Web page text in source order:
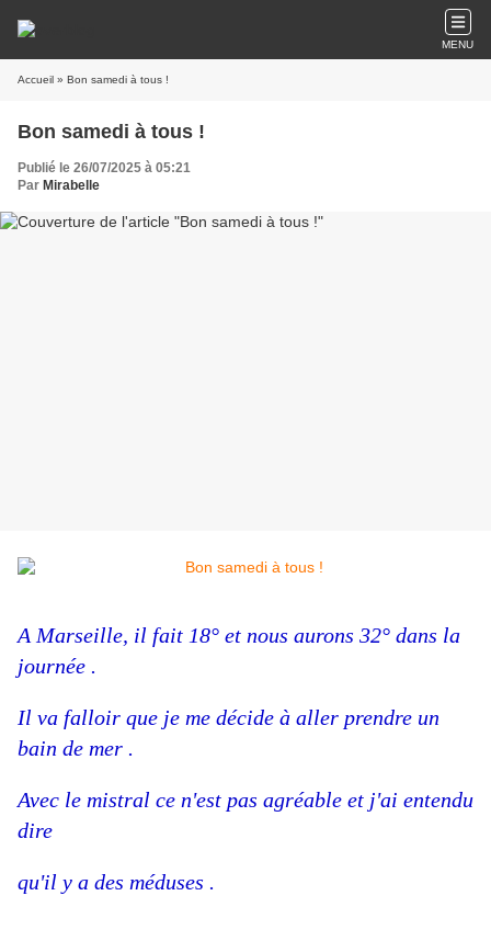
MENU
Accueil » Bon samedi à tous !
Bon samedi à tous !
Publié le 26/07/2025 à 05:21
Par Mirabelle
A Marseille, il fait 18° et nous aurons 32° dans la
journée .
Il va falloir que je me décide à aller prendre un
bain de mer .
Avec le mistral ce n'est pas agréable et j'ai entendu
dire
qu'il y a des méduses .